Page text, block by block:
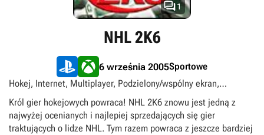
1
NHL 2K6
6 września 2005Sportowe
Hokej, Internet, Multiplayer, Podzielony/wspólny ekran,
Singleplayer
Król gier hokejowych powraca! NHL 2K6 znowu jest jedną z
najwyżej ocenianych i najlepiej sprzedających się gier
traktujących o lidze NHL. Tym razem powraca z jeszcze bardziej